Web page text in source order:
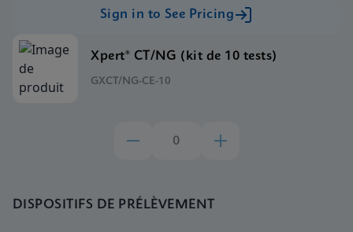
Sign in to See Pricing
Xpert® CT/NG (kit de 10 tests)
GXCT/NG-CE-10
DISPOSITIFS DE PRÉLÈVEMENT